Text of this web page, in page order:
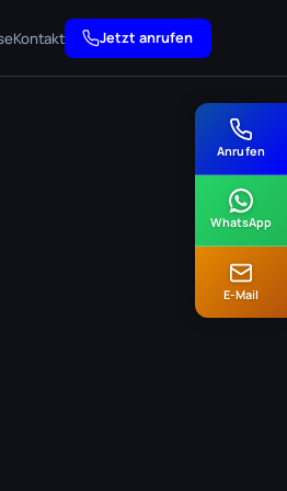
Kontakt Jetzt anrufen
Anrufen
WhatsApp
E-Mail